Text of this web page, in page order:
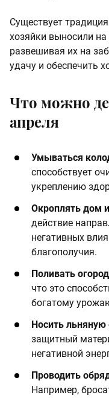
Существует
хозяйки выносили
развешивая их на
удачу и обеспечить
Что можно
апреля
Умываться
способствует
укреплению
Окроплять дом
действие
негативных
благополучия.​
Поливать
что это
богатому
Носить
защитный
негативной
Проводить
Например,